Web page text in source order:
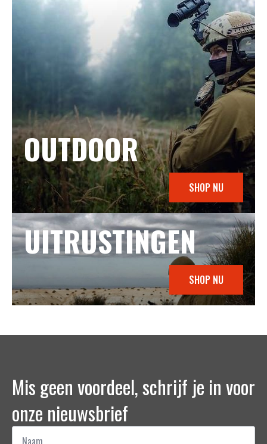
OUTDOOR
SHOP NU
UITRUSTINGEN
SHOP NU
Mis geen voordeel, schrijf je in voor
onze nieuwsbrief
Naam